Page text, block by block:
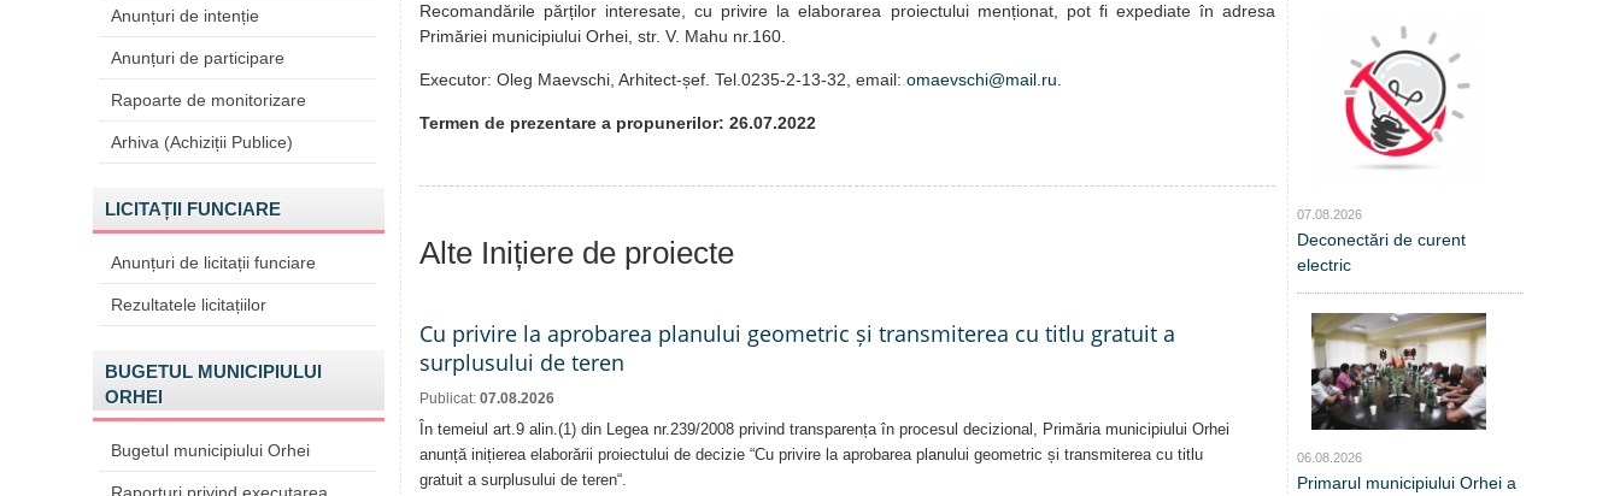
Anunțuri de intenție
Anunțuri de participare
Rapoarte de monitorizare
Arhiva (Achiziții Publice)
LICITAȚII FUNCIARE
Anunțuri de licitații funciare
Rezultatele licitațiilor
BUGETUL MUNICIPIULUI
ORHEI
Bugetul municipiului Orhei
Recomandările părților interesate, cu privire la elaborarea proiectului menționat, pot fi expediate în adresa
Primăriei municipiului Orhei, str. V. Mahu nr.160.
Executor: Oleg Maevschi, Arhitect-șef. Tel.0235-2-13-32, email: omaevschi@mail.ru
Termen de prezentare a propunerilor: 26.07.2022
Alte Inițiere de proiecte
Cu privire la aprobarea planului geometric și transmiterea cu titlu gratuit a
surplusului de teren
Publicat: 07.08.2026
În temeiul art.9 alin.(1) din Legea nr.239/2008 privind transparența în procesul decizional, Primăria municipiului Orhei
anunță inițierea elaborării proiectului de decizie “Cu privire la aprobarea planului geometric și transmiterea cu titlu
gratuit a surplusului de teren“.
07.08.2026
Deconectări de curent
electric
06.08.2026
Primarul municipiului Orhei a